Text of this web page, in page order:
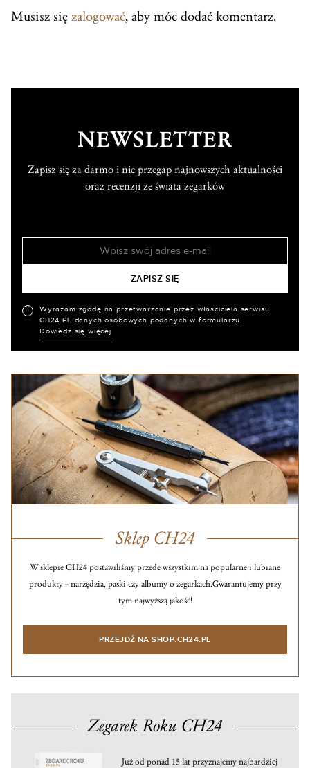
Musisz się zalogować, aby móc dodać komentarz.
NEWSLETTER
Zapisz się za darmo i nie przegap najnowszych aktualności
oraz recenzji ze świata zegarków
Wyrażam zgodę na przetwarzanie przez właściciela serwisu
CH24.PL danych osobowych podanych w formularzu.
Dowiedz się więcej
Sklep CH24
W sklepie CH24 postawiliśmy przede wszystkim na popularne i lubiane
produkty – narzędzia, paski czy albumy o zegarkach.Gwarantujemy przy
tym najwyższą jakość!
PRZEJDŹ NA SHOP.CH24.PL
Zegarek Roku CH24
Już od ponad 15 lat przyznajemy najbardziej